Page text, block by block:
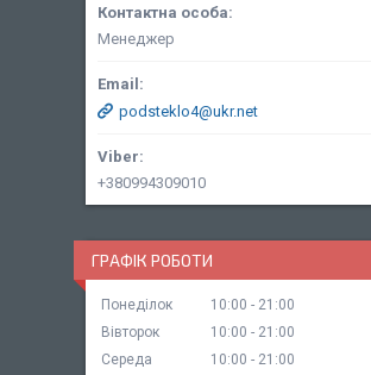
Менеджер
podsteklo4@ukr.net
+380994309010
ГРАФІК РОБОТИ
Понеділок 10:00
21:00
Вівторок
10:00
21:00
Середа
10:00 21:00